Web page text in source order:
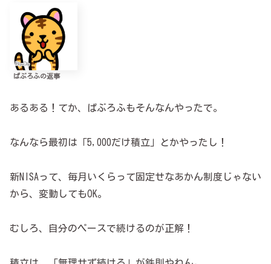
ぱぶろふの返事
あるある！てか、ぱぶろふもそんなんやったで。
なんなら最初は「5,000だけ積立」とかやったし！
新NISAって、毎月いくらって固定せなあかん制度じゃない
から、変動してもOK。
むしろ、自分のペースで続けるのが正解！